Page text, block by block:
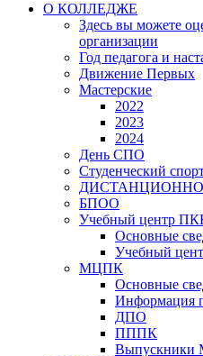
О КОЛЛЕДЖЕ
Здесь вы можете
организации
Год педагога и
Движение Первых
Мастерские
2022
2023
2024
День СПО
Студенческий
БПОО
Учебный центр
Основные
Учебный
МЦПК
Основные
Информация
ДПО
ПППК